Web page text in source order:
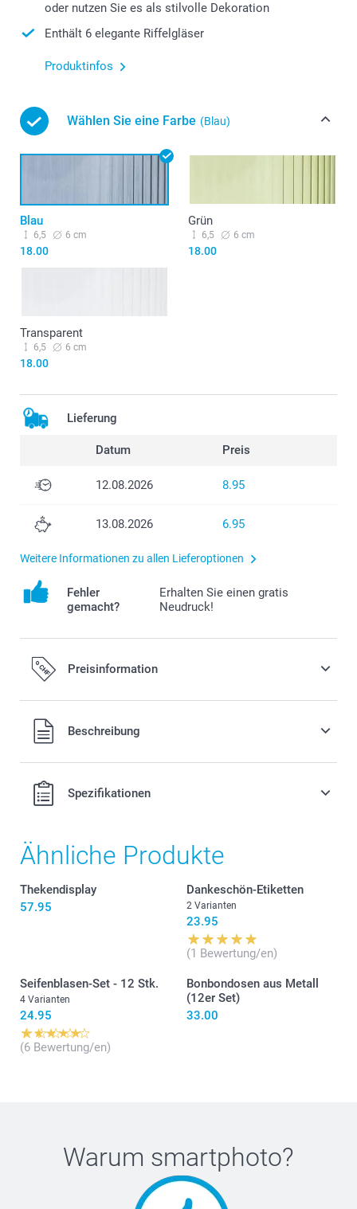
oder nutzen Sie es als stilvolle Dekoration
Enthält 6 elegante Riffelgläser
Produktinfos
Wählen Sie eine Farbe (Blau)
Blau
6,5 6 cm
18.00
Grün
6,5 6 cm
18.00
Transparent
6,5 6 cm
18.00
Lieferung
Datum Preis
12.08.2026 8.95
13.08.2026 6.95
Weitere Informationen zu allen Lieferoptionen
Fehler
gemacht?
Erhalten Sie einen gratis
Neudruck!
Preisinformation
Alle Preise verstehen sich in Schweizer Franken (CHF) inkl.
MwSt. und zzgl. Versandkosten.
Beschreibung
Spezifikationen
Ähnliche Produkte
Thekendisplay
57.95
Dankeschön-Etiketten
2 Varianten
23.95
(1 Bewertung/en)
Seifenblasen-Set - 12 Stk.
4 Varianten
24.95
(6 Bewertung/en)
Bonbondosen aus Metall
(12er Set)
33.00
Warum smartphoto?